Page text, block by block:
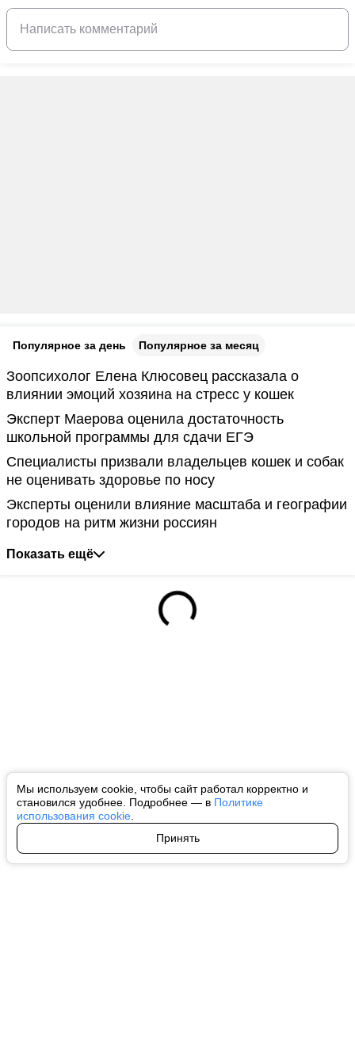
Мы используем cookie, чтобы сайт работал корректно и
становился удобнее. Подробнее — в Политике
использования cookie
Принять
Популярное за день Популярное за месяц
Зоопсихолог Елена Клюсовец рассказала о
влиянии эмоций хозяина на стресс у кошек
Эксперт Маерова оценила достаточность
школьной программы для сдачи ЕГЭ
Специалисты призвали владельцев кошек и собак
не оценивать здоровье по носу
Эксперты оценили влияние масштаба и географии
городов на ритм жизни россиян
Показать ещё